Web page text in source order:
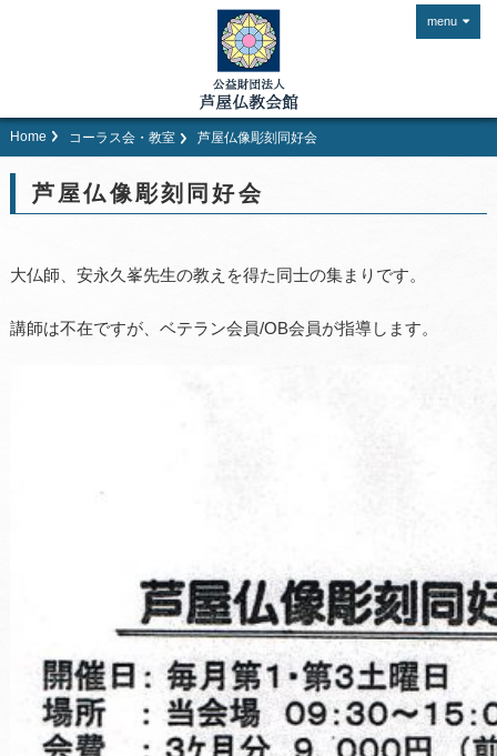
menu
Home コーラス会・教室 芦屋仏像彫刻同好会
芦屋仏像彫刻同好会
大仏師、安永久峯先生の教えを得た同士の集まりです。
講師は不在ですが、ベテラン会員/OB会員が指導します。